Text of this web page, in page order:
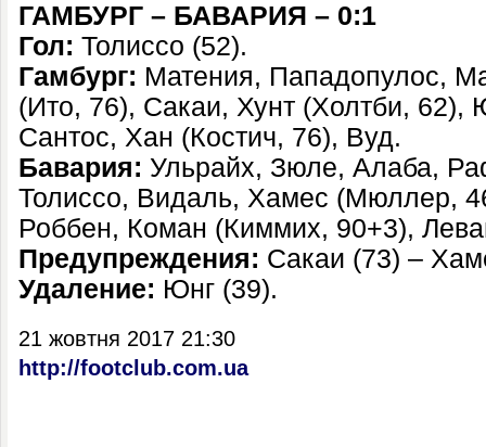
ГАМБУРГ – БАВАРИЯ – 0:1
Гол: Толиссо (52).
Гамбург: Матения, Пападопулос,
(Ито, 76), Сакаи, Хунт (Холтби, 62),
Сантос, Хан (Костич, 76), Вуд.
Бавария: Ульрайх, Зюле, Алаба,
Толиссо, Видаль, Хамес (Мюллер,
Роббен, Коман (Киммих, 90+3),
Предупреждения: Сакаи (73) –
Удаление: Юнг (39).
21 жовтня 2017 21:30
http://footclub.com.ua